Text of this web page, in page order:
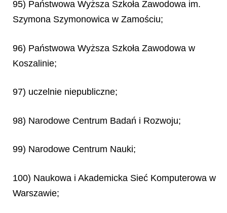
95) Państwowa Wyższa Szkoła Zawodowa im.
Szymona Szymonowica w Zamościu;
96) Państwowa Wyższa Szkoła Zawodowa w
Koszalinie;
97) uczelnie niepubliczne;
98) Narodowe Centrum Badań i Rozwoju;
99) Narodowe Centrum Nauki;
100) Naukowa i Akademicka Sieć Komputerowa w
Warszawie;